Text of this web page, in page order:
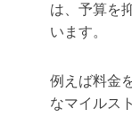
は、予算を
います。
例えば料金
なマイルス